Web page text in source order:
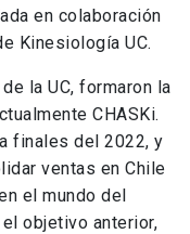
en colaboración
Kinesiología UC.
la UC, formaron la
CHASKi.
finales del 2022, y
ventas en Chile
el mundo del
objetivo anterior,